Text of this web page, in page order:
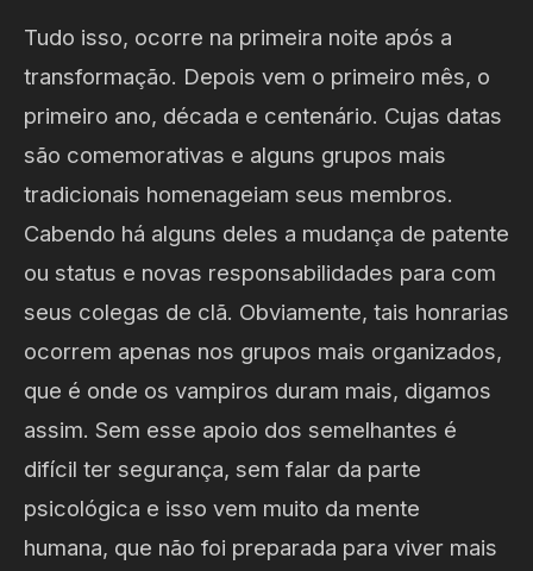
Tudo isso, ocorre na primeira noite após a
transformação. Depois vem o primeiro mês, o
primeiro ano, década e centenário. Cujas datas
são comemorativas e alguns grupos mais
tradicionais homenageiam seus membros.
Cabendo há alguns deles a mudança de patente
ou status e novas responsabilidades para com
seus colegas de clã. Obviamente, tais honrarias
ocorrem apenas nos grupos mais organizados,
que é onde os vampiros duram mais, digamos
assim. Sem esse apoio dos semelhantes é
difícil ter segurança, sem falar da parte
psicológica e isso vem muito da mente
humana, que não foi preparada para viver mais